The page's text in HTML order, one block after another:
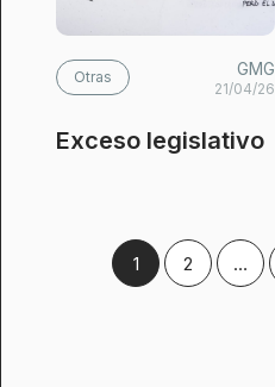
Otras GMG
21/04/26
Exceso legislativo
1 2 …